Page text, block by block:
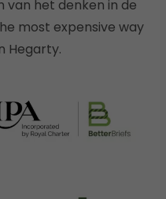
het denken in de
most expensive way
Hegarty.